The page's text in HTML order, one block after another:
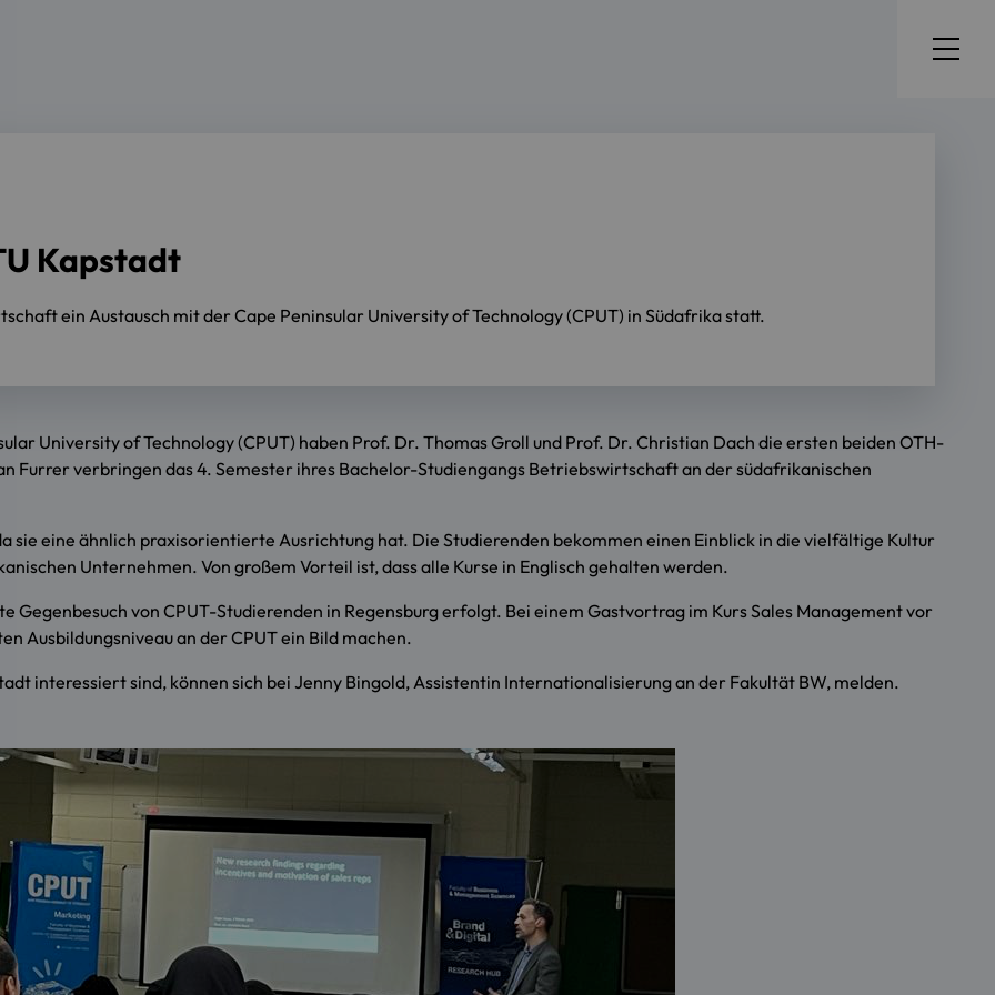
Kapstadt
ein Austausch mit der Cape Peninsular University of Technology (CPUT) in Südafrika statt.
University of Technology (CPUT) haben Prof. Dr. Thomas Groll und Prof. Dr. Christian Dach die ersten beiden OTH-
Furrer verbringen das 4. Semester ihres Bachelor-Studiengangs Betriebswirtschaft an der südafrikanischen
sie eine ähnlich praxisorientierte Ausrichtung hat. Die Studierenden bekommen einen Einblick in die vielfältige Kultur
Unternehmen. Von großem Vorteil ist, dass alle Kurse in Englisch gehalten werden.
von CPUT-Studierenden in Regensburg erfolgt. Bei einem Gastvortrag im Kurs Sales Management vor
Ausbildungsniveau an der CPUT ein Bild machen.
interessiert sind, können sich bei Jenny Bingold, Assistentin Internationalisierung an der Fakultät BW, melden.